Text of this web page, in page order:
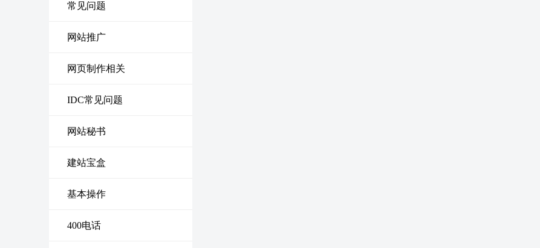
常见问题
网站推广
网页制作相关
IDC常见问题
网站秘书
建站宝盒
基本操作
400电话